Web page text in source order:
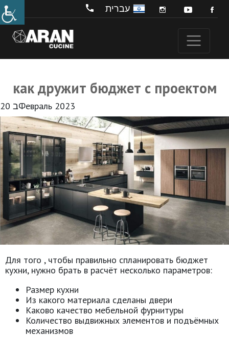
עברית
как дружит бюджет с проектом
20 בФевраль 2023
Для того , чтобы правильно спланировать бюджет
кухни, нужно брать в расчёт несколько параметров:
Размер кухни
Из какого материала сделаны двери
Каково качество мебельной фурнитуры
Количество выдвижных элементов и подъёмных
механизмов